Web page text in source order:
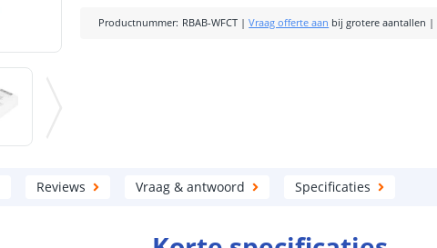
Productnummer: RBAB-WFCT |Vraag offerte aan bij grotere aantallen |
Reviews Vraag & antwoord Specificaties